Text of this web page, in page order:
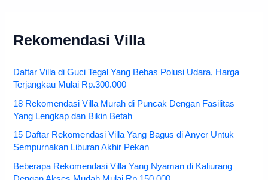
Rekomendasi Villa
Daftar Villa di Guci Tegal Yang Bebas Polusi Udara, Harga
Terjangkau Mulai Rp.300.000
18 Rekomendasi Villa Murah di Puncak Dengan Fasilitas
Yang Lengkap dan Bikin Betah
15 Daftar Rekomendasi Villa Yang Bagus di Anyer Untuk
Sempurnakan Liburan Akhir Pekan
Beberapa Rekomendasi Villa Yang Nyaman di Kaliurang